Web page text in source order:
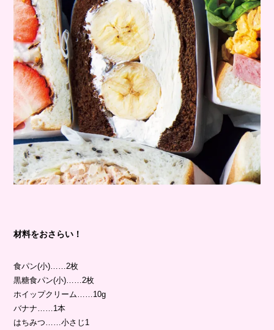
材料をおさらい！
食パン(小)……2枚
黒糖食パン(小)……2枚
ホイップクリーム……10g
バナナ……1本
はちみつ……小さじ1